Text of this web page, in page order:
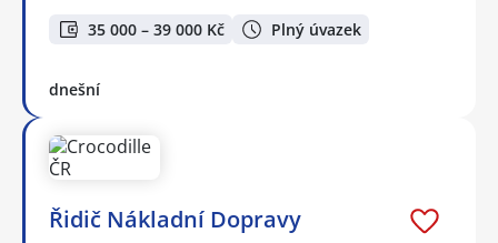
35 000 – 39 000 Kč Plný úvazek
dnešní
Řidič Nákladní Dopravy